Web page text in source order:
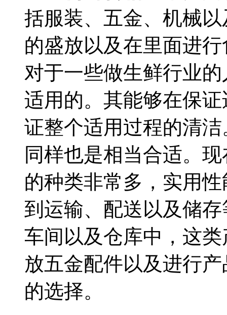
括服装、五金、机械
的盛放以及在里面进
对于一些做生鲜行业
适用的。其能够在保
证整个适用过程的清
同样也是相当合适。
的种类非常多，实用
到运输、配送以及储
车间以及仓库中，这
放五金配件以及进行
的选择。